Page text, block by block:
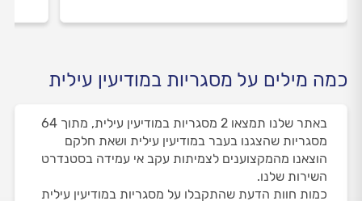
כמה מילים על מסגריות במודיעין עילית
באתר שלנו תמצאו 2 מסגריות במודיעין עילית, מתוך 64
מסגריות שהצגנו בעבר במודיעין עילית ושאת חלקם
הוצאנו מהמקצוענים לצמיתות עקב אי עמידה בסטנדרט
השירות שלנו.
כמות חוות הדעת שהתקבלו על מסגריות במודיעין עילית